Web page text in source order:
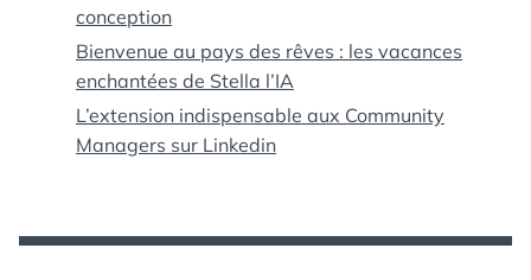
conception
Bienvenue au pays des rêves : les vacances
enchantées de Stella l’IA
L’extension indispensable aux Community
Managers sur Linkedin